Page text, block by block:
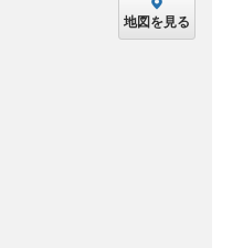
地図を見る